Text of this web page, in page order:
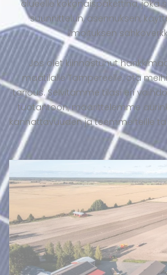
alueelle kokonaispakettina, joka
suunnittelun, asennuksen,
ilmoituksen
Jos olet kiinnostunut
maatilalle Tampereelle, ota
tarjous. Selvitämme tilasi eri
tuotantoon, määrittelemme
kannattavuuden ja teemme teille